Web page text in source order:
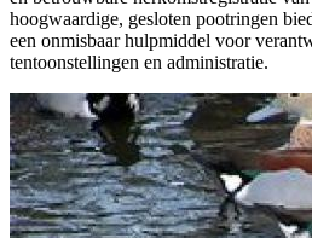
hoogwaardige, gesloten pootringen
een onmisbaar hulpmiddel voor
tentoonstellingen en administratie.